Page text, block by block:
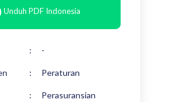
Unduh PDF Indonesia
: -
: Peraturan
: Perasuransian